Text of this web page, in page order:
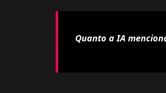
Quanto a IA